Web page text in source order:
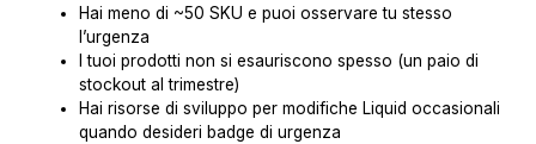
Hai meno di ~50 SKU e puoi osservare tu stesso
l’urgenza
I tuoi prodotti non si esauriscono spesso (un paio di
stockout al trimestre)
Hai risorse di sviluppo per modifiche Liquid occasionali
quando desideri badge di urgenza